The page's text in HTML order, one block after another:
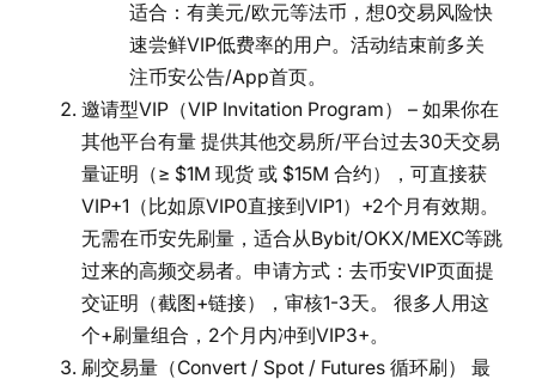
适合：有美元/欧元等法币，想0交易风险快
速尝鲜VIP低费率的用户。活动结束前多关
注币安公告/App首页。
邀请型VIP（VIP Invitation Program） – 如果你在
其他平台有量 提供其他交易所/平台过去30天交易
量证明（≥ $1M 现货 或 $15M 合约），可直接获
VIP+1（比如原VIP0直接到VIP1）+2个月有效期。
无需在币安先刷量，适合从Bybit/OKX/MEXC等跳
过来的高频交易者。申请方式：去币安VIP页面提
交证明（截图+链接），审核1-3天。 很多人用这
个+刷量组合，2个月内冲到VIP3+。
刷交易量（Convert / Spot / Futures 循环刷） 最